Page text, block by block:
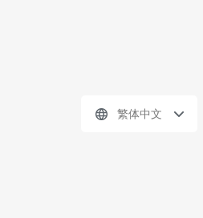
繁体中文